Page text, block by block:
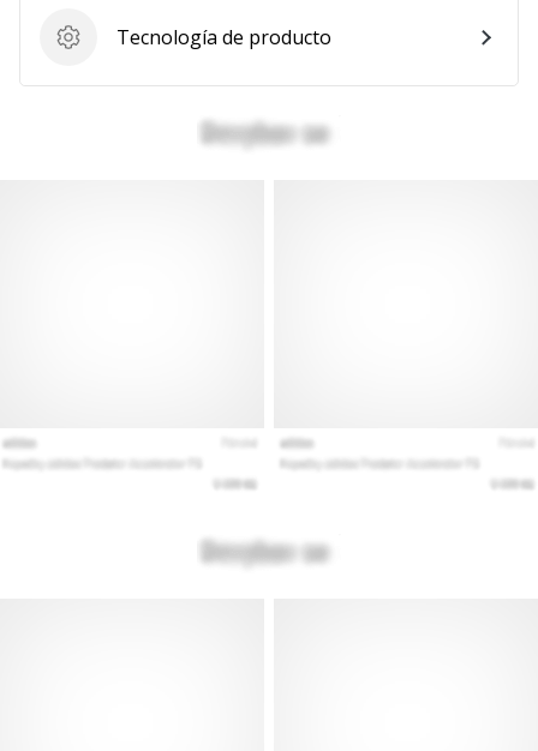
todos
artículos
Tecnología de producto
Tecnología de producto